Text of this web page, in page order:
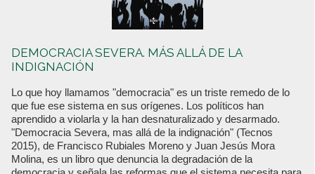
DEMOCRACIA SEVERA. MÁS ALLÁ DE LA
INDIGNACIÓN
Lo que hoy llamamos "democracia" es un triste remedo de lo
que fue ese sistema en sus orígenes. Los políticos han
aprendido a violarla y la han desnaturalizado y desarmado.
"Democracia Severa, mas allá de la indignación" (Tecnos
2015), de Francisco Rubiales Moreno y Juan Jesús Mora
Molina, es un libro que denuncia la degradación de la